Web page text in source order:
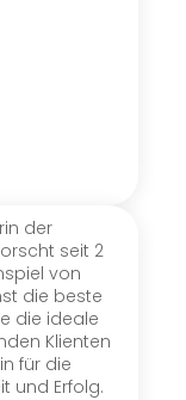
der
seit 2
von
die beste
die ideale
Klienten
für die
und Erfolg.